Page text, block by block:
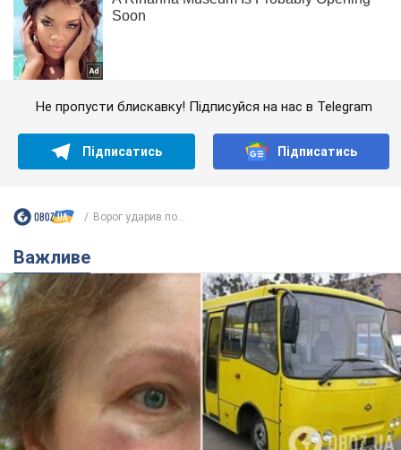
Не пропусти блискавку! Підписуйся на нас в Telegram
Підписатись Підписатись
Ворог ударив по...
Важливе